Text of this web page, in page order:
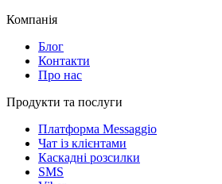
Компанія
Блог
Контакти
Про нас
Продукти та послуги
Платформа Messaggio
Чат із клієнтами
Каскадні розсилки
SMS